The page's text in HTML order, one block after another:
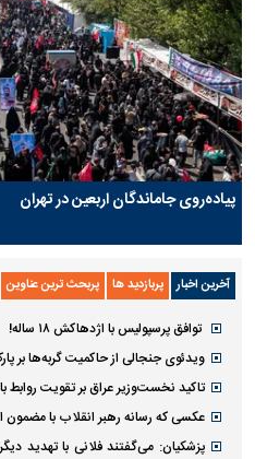
پیاده‌روی جاماندگان اربعین در تهران
آخرین اخبار پربازدید ها پربحث ترین عناوین
توافق پرسپولیس با اژدهاکش ۱۸ ساله!
ویدئوی جنجالی از حاکمیت گربه‌ها بر
تاکید نخست‌وزیر عراق بر تقویت روابط
عکسی که رسانه رهبر انقلاب با مضمون
پزشکیان: می‌گفتند فلانی با تهدید